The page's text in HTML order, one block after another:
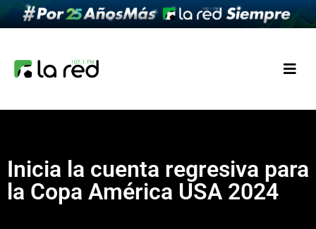
Inicia la cuenta regresiva para
la Copa América USA 2024